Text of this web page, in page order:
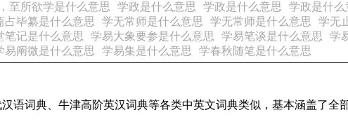
至所欲学是什么意思 学政是什么意思 学政是什么意思 学政是什么
占毕纂是什么意思 学无常师是什么意思 学无常师是什么意思 学无
笔记是什么意思 学易大象要参是什么意思 学易笔谈是什么意思 学
易阐微是什么意思 学易集是什么意思 学春秋随笔是什么意思
语词典、牛津高阶英汉词典等各类中英文词典类似，基本涵盖了